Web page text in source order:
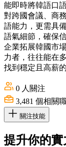
能即時將韓語口
對跨國會議、商
語能力，更需具
語氣細節，確保
企業拓展韓國市
力者，往往能在
找到穩定且高薪
0 人關注
3,481 個相關
關注技能
提升你的